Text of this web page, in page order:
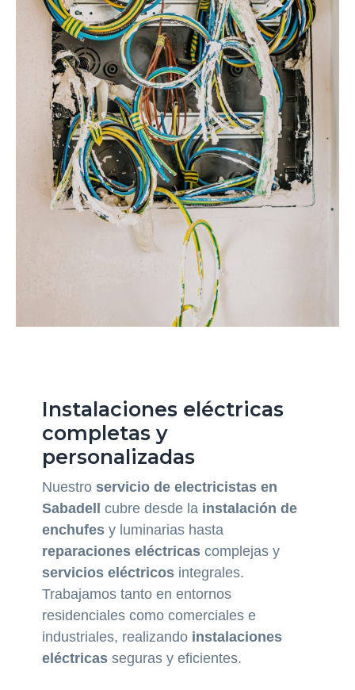
Instalaciones eléctricas
completas y
personalizadas
Nuestro servicio de electricistas en
Sabadell cubre desde la instalación de
enchufesy luminarias hasta
reparaciones eléctricascomplejas y
servicios eléctricosintegrales.
Trabajamos tanto en entornos
residenciales como comerciales e
industriales, realizando instalaciones
eléctricasseguras y eficientes.